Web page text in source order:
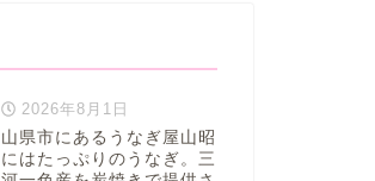
2026年8月1日
山県市にあるうなぎ屋山昭
にはたっぷりのうなぎ。三